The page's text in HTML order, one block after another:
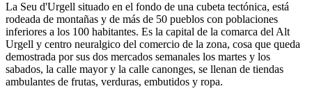
La Seu d'Urgell situado en el fondo de una cubeta tectónica, está
rodeada de montañas y de más de 50 pueblos con poblaciones
inferiores a los 100 habitantes. Es la capital de la comarca del Alt
Urgell y centro neuralgico del comercio de la zona, cosa que queda
demostrada por sus dos mercados semanales los martes y los
sabados, la calle mayor y la calle canonges, se llenan de tiendas
ambulantes de frutas, verduras, embutidos y ropa.